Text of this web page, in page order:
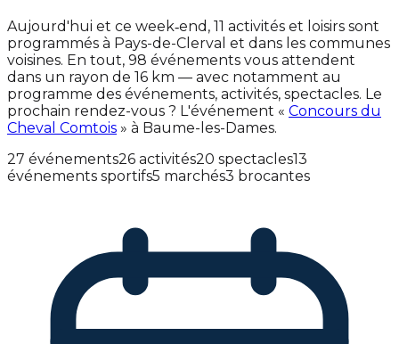
Aujourd'hui et ce week‑end, 11 activités et loisirs sont
programmés à Pays-de-Clerval et dans les communes
voisines. En tout, 98 événements vous attendent
dans un rayon de 16 km — avec notamment au
programme des événements, activités, spectacles. Le
prochain rendez-vous ? L'événement « Concours du
Cheval Comtois » à Baume-les-Dames.
27 événements26 activités20 spectacles13
événements sportifs5 marchés3 brocantes